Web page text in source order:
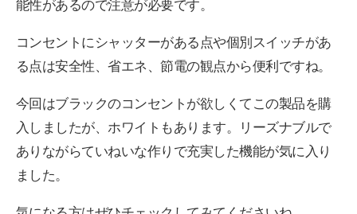
能性があるので注意が必要です。
コンセントにシャッターがある点や個別スイッチがあ
る点は安全性、省エネ、節電の観点から便利ですね。
今回はブラックのコンセントが欲しくてこの製品を購
入しましたが、ホワイトもあります。リーズナブルで
ありながらていねいな作りで充実した機能が気に入り
ました。